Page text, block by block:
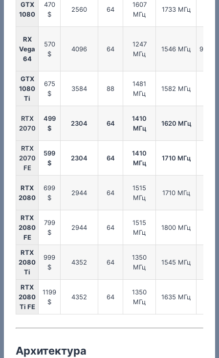
GTX
1080
470
$
2560 64
1607
МГц
1733 МГц
RX
Vega
64
570
$
4096 64
1247
МГц
1546 МГц 953
GTX
1080
Ti
675
$
3584 88
1481
МГц
1582 МГц
RTX
2070
499
$
2304 64
1410
МГц
1620 МГц
RTX
2070
FE
599
$
2304 64
1410
МГц
1710 МГц
RTX
2080
699
$
2944 64
1515
МГц
1710 МГц
RTX
2080
FE
799
$
2944 64
1515
МГц
1800 МГц
RTX
2080
Ti
999
$
4352 64
1350
МГц
1545 МГц
RTX
2080
Ti FE
1199
$
4352 64
1350
МГц
1635 МГц
Архитектура